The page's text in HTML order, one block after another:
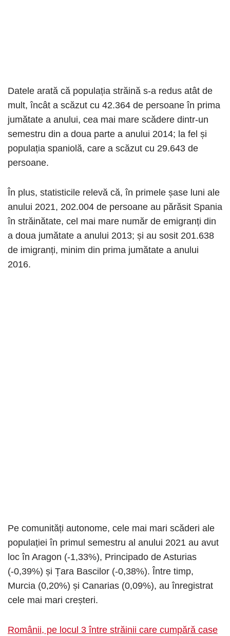
Datele arată că populația străină s-a redus atât de
mult, încât a scăzut cu 42.364 de persoane în prima
jumătate a anului, cea mai mare scădere dintr-un
semestru din a doua parte a anului 2014; la fel și
populația spaniolă, care a scăzut cu 29.643 de
persoane.
În plus, statisticile relevă că, în primele șase luni ale
anului 2021, 202.004 de persoane au părăsit Spania
în străinătate, cel mai mare număr de emigranți din
a doua jumătate a anului 2013; și au sosit 201.638
de imigranți, minim din prima jumătate a anului
2016.
Pe comunități autonome, cele mai mari scăderi ale
populației în primul semestru al anului 2021 au avut
loc în Aragon (-1,33%), Principado de Asturias
(-0,39%) și Țara Bascilor (-0,38%). Între timp,
Murcia (0,20%) și Canarias (0,09%), au înregistrat
cele mai mari creșteri.
Românii, pe locul 3 între străinii care cumpără case